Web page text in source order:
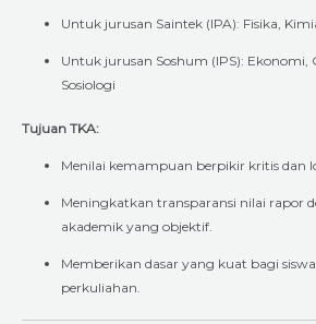
Untuk jurusan Saintek (IPA): Fisika,
Untuk jurusan Soshum (IPS): Ekonomi,
Sosiologi
Tujuan TKA:
Menilai kemampuan berpikir kritis dan
Meningkatkan transparansi nilai rapor
akademik yang objektif.
Memberikan dasar yang kuat bagi
perkuliahan.